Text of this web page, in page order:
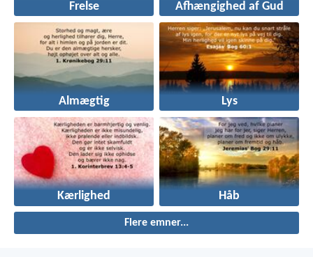
Frelse Afhængighed af Gud
Almægtig Lys
Kærlighed Håb
Flere emner...